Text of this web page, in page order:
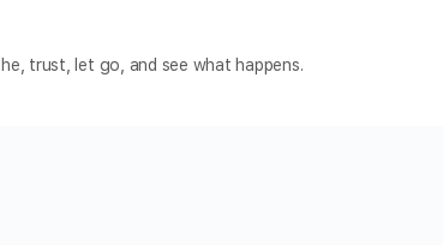
trust, let go, and see what happens.